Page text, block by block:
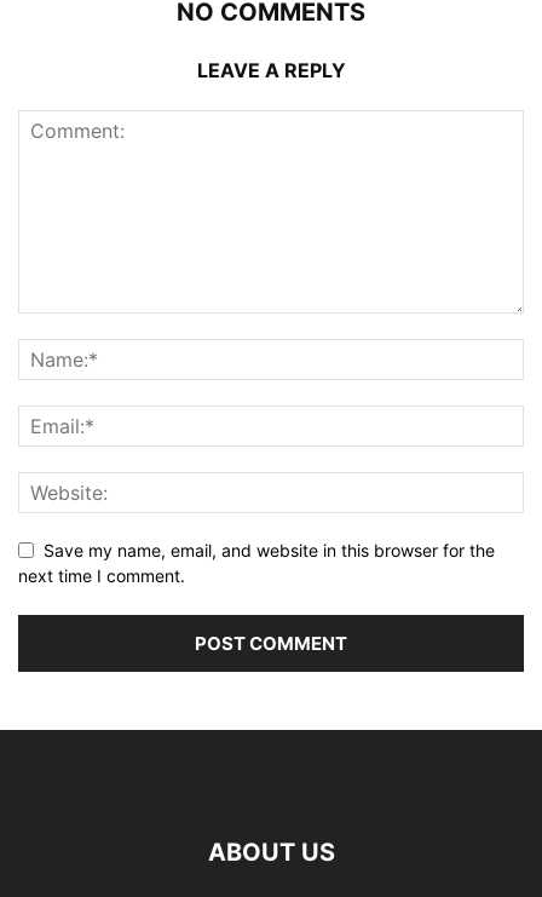
NO COMMENTS
LEAVE A REPLY
Save my name, email, and website in this browser for the
next time I comment.
ABOUT US